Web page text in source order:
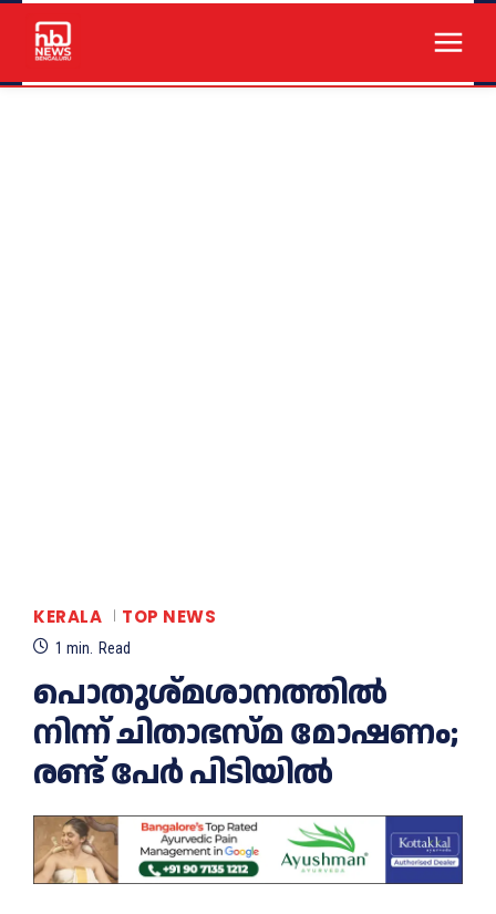
KERALA TOP NEWS
1 min. Read
പൊതുശ്മശാനത്തിൽ
നിന്ന് ചിതാഭസ്മ മോഷണം;
രണ്ട് പേർ പിടിയിൽ